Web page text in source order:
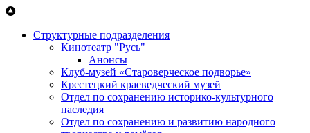
Перейти к основному содержанию
Структурные подразделения
Кинотеатр "Русь"
Анонсы
Клуб-музей «Староверческое подворье»
Крестецкий краеведческий музей
Отдел по сохранению историко-культурного
наследия
Отдел по сохранению и развитию народного